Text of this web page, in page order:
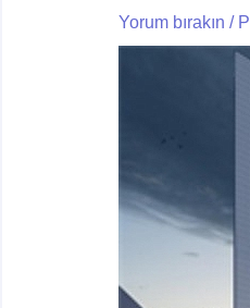
Yorum bırakın /